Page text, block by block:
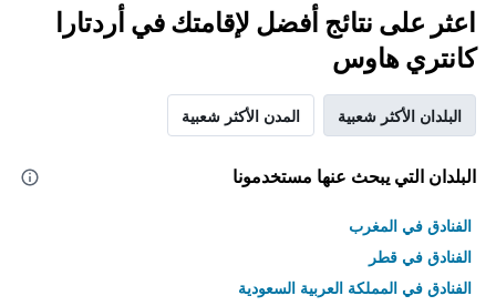
اعثر على نتائج أفضل لإقامتك في أردتارا
كانتري هاوس
البلدان الأكثر شعبية المدن الأكثر شعبية
البلدان التي يبحث عنها مستخدمونا
الفنادق في المغرب
الفنادق في قطر
الفنادق في المملكة العربية السعودية